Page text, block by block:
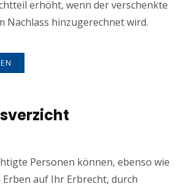
erhöht, wenn der verschenkte
Nachlass hinzugerechnet wird.
Personen können, ebenso wie
Erben auf Ihr Erbrecht, durch